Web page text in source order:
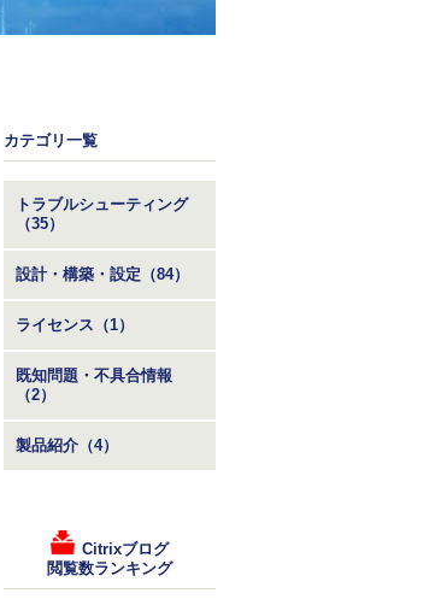
カテゴリ一覧
トラブルシューティング
（35）
設計・構築・設定（84）
ライセンス（1）
既知問題・不具合情報
（2）
製品紹介（4）
Citrixブログ
閲覧数ランキング